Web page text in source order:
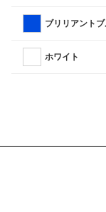
ブリリアント
ホワイト